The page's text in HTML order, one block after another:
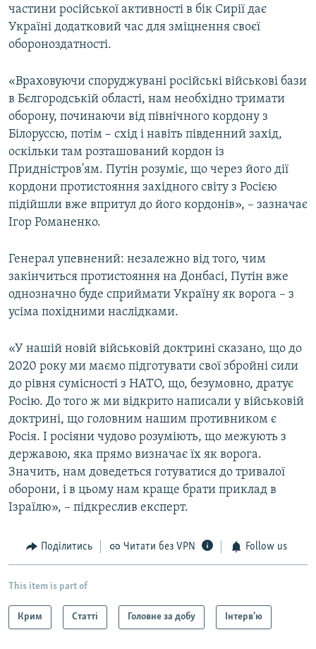
частини російської активності в бік Сирії дає
Україні додатковий час для зміцнення своєї
обороноздатності.
«Враховуючи споруджувані російські військові бази
в Бєлгородській області, нам необхідно тримати
оборону, починаючи від північного кордону з
Білоруссю, потім – схід і навіть південний захід,
оскільки там розташований кордон із
Придністров'ям. Путін розуміє, що через його дії
кордони протистояння західного світу з Росією
підійшли вже впритул до його кордонів», – зазначає
Ігор Романенко.
Генерал упевнений: незалежно від того, чим
закінчиться протистояння на Донбасі, Путін вже
однозначно буде сприймати Україну як ворога – з
усіма похідними наслідками.
«У нашій новій військовій доктрині сказано, що до
2020 року ми маємо підготувати свої збройні сили
до рівня сумісності з НАТО, що, безумовно, дратує
Росію. До того ж ми відкрито написали у військовій
доктрині, що головним нашим противником є
Росія. І росіяни чудово розуміють, що межують з
державою, яка прямо визначає їх як ворога.
Значить, нам доведеться готуватися до тривалої
оборони, і в цьому нам краще брати приклад в
Ізраїлю», – підкреслив експерт.
Поділитись Читати без VPN Follow us
This item is part of
Крим Статті Головне за добу Інтерв'ю